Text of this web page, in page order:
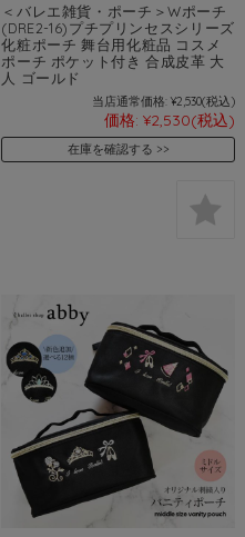
＜バレエ雑貨・ポーチ＞Wポーチ
(DRE2-16)プチプリンセスシリーズ
化粧ポーチ 舞台用化粧品 コスメ
ポーチ ポケット付き 合成皮革 大
人 ゴールド
当店通常価格: ¥2,530(税込)
価格: ¥2,530(税込)
在庫を確認する